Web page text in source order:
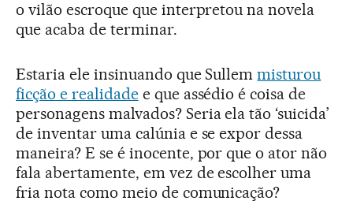
o vilão escroque que interpretou na novela
que acaba de terminar.
Estaria ele insinuando que Sullemmisturou
ficção e realidadee que assédio é coisa de
personagens malvados? Seria ela tão ‘suicida’
de inventar uma calúnia e se expor dessa
maneira? E se é inocente, por que o ator não
fala abertamente, em vez de escolher uma
fria nota como meio de comunicação?